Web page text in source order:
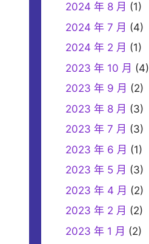
2024 年 8 月 (1)
2024 年 7 月 (4)
2024 年 2 月 (1)
2023 年 10 月 (4)
2023 年 9 月 (2)
2023 年 8 月 (3)
2023 年 7 月 (3)
2023 年 6 月 (1)
2023 年 5 月 (3)
2023 年 4 月 (2)
2023 年 2 月 (2)
2023 年 1 月 (2)